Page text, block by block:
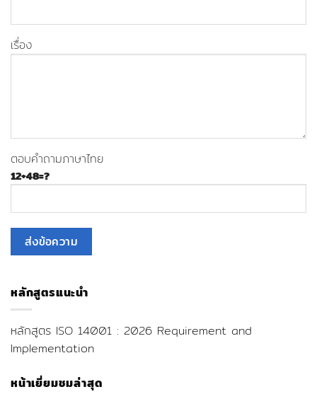
เรื่อง
ตอบคำถามภาษาไทย
12+48=?
หลักสูตรแนะนำ
หลักสูตร ISO 14001 : 2026 Requirement and
Implementation
หน้าเยี่ยมชมล่าสุด